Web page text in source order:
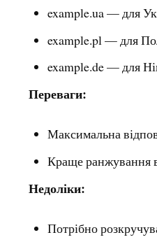
example.ua — для
example.pl — для
example.de — для
Переваги:
Максимальна
Краще ранжування
Недоліки:
Потрібно